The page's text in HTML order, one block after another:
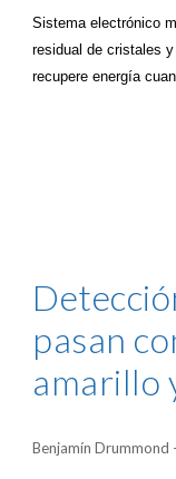
Sistema electrónico
residual de cristales
recupere energía
pasan
amarillo
Benjamín